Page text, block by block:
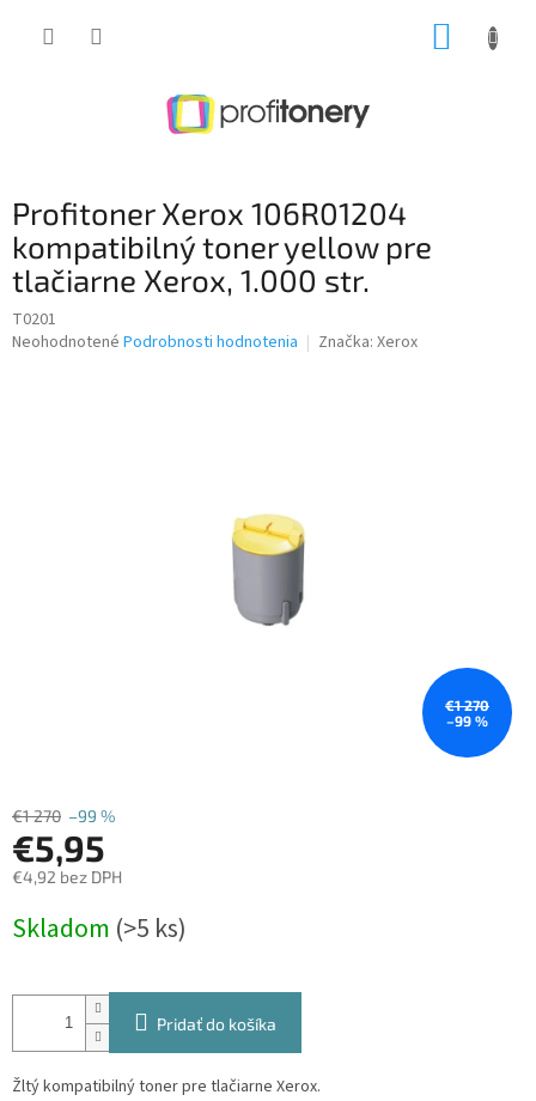
Profitoner Xerox 106R01204
kompatibilný toner yellow pre
tlačiarne Xerox, 1.000 str.
T0201
Priemerné
Neohodnotené Podrobnosti hodnotenia Značka: Xerox
€1 270
–99 %
€1 270 –99 %
€5,95
€4,92 bez DPH
cena:
Skladom (>5 ks)
Pridať do košíka
Žltý kompatibilný toner pre tlačiarne Xerox.